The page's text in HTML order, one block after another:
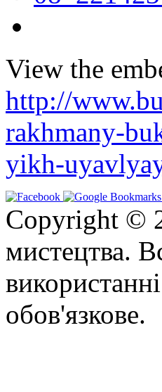
View the
http://
rakhmany-
yikh-
Copyright ©
мистецтва.
обов'язкове.